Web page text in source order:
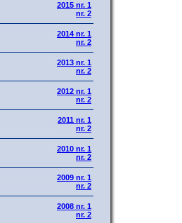
2015 nr. 1
nr. 2
2014 nr. 1
nr. 2
2013 nr. 1
nr. 2
2012 nr. 1
nr. 2
2011 nr. 1
nr. 2
2010 nr. 1
nr. 2
2009 nr. 1
nr. 2
2008 nr. 1
nr. 2